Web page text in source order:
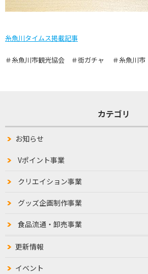
糸魚川タイムス掲載記事
＃糸魚川市観光協会 ＃街ガチャ ＃糸魚川市
カテゴリ
お知らせ
Vポイント事業
クリエイション事業
グッズ企画制作事業
食品流通・卸売事業
更新情報
イベント